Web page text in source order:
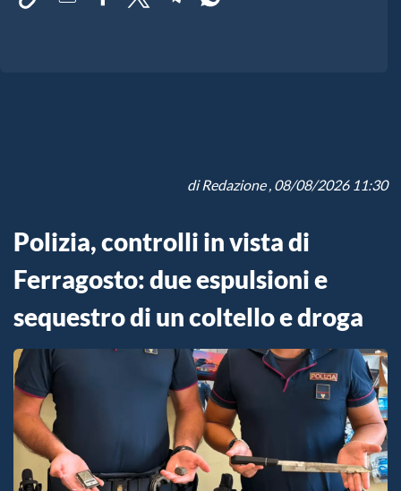
diRedazione, 08/08/2026 11:30
Polizia, controlli in vista di
Ferragosto: due espulsioni e
sequestro di un coltello e droga